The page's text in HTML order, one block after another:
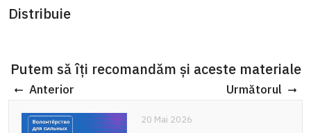
Distribuie
Putem să îți recomandăm și aceste materiale
Anterior Următorul
20 Mai 2026